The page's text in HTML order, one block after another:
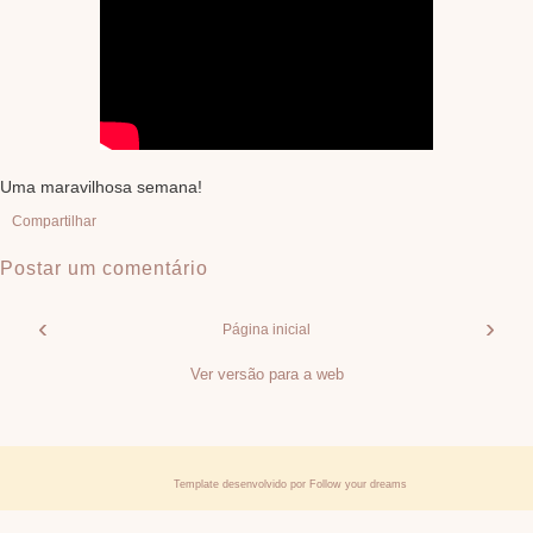
Uma maravilhosa semana!
Compartilhar
Postar um comentário
‹ ›
Página inicial
Ver versão para a web
Template desenvolvido por Follow your dreams